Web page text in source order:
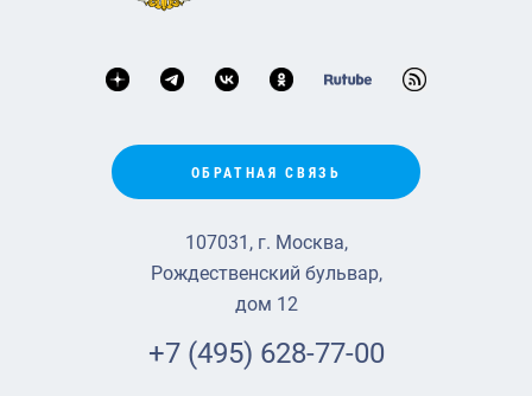
ОБРАТНАЯ СВЯЗЬ
107031, г. Москва,
Рождественский бульвар,
дом 12
+7 (495) 628-77-00